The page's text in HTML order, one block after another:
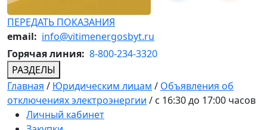
ПЕРЕДАТЬ ПОКАЗАНИЯ
email: info@vitimenergosbyt.ru
Горячая линия: 8-800-234-3320
РАЗДЕЛЫ
Главная / Юридическим лицам / Объявления об
отключениях электроэнергии / с 16:30 до 17:00 часов
Личный кабинет